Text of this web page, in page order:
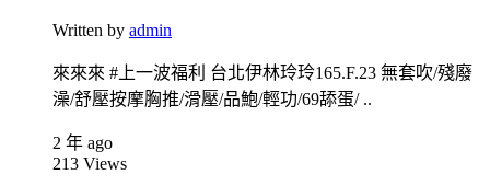
Written by admin
來來來 #上一波福利 台北伊林玲玲165.F.23 無套吹/殘廢
澡/舒壓按摩胸推/滑壓/品鮑/輕功/69舔蛋/ ..
2 年 ago
213 Views